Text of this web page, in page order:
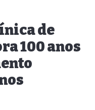
de
100 anos